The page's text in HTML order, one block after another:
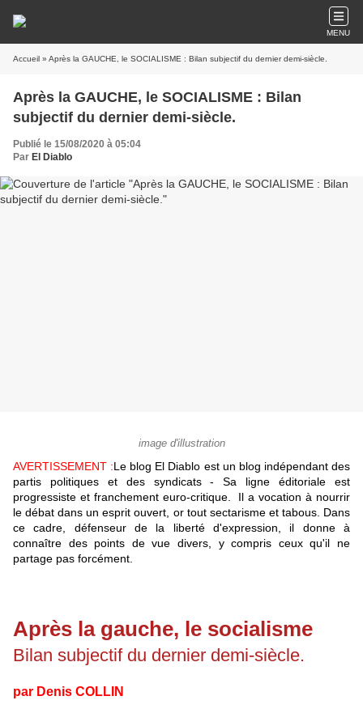
MENU
Accueil » Après la GAUCHE, le SOCIALISME : Bilan subjectif du dernier demi-siècle.
Après la GAUCHE, le SOCIALISME : Bilan
subjectif du dernier demi-siècle.
Publié le 15/08/2020 à 05:04
Par El Diablo
image d'illustration
AVERTISSEMENT :Le blog El Diablo est un blog indépendant des
partis politiques et des syndicats - Sa ligne éditoriale est
progressiste et franchement euro-critique. Il a vocation à nourrir
le débat dans un esprit ouvert, or tout sectarisme et tabous. Dans
ce cadre, défenseur de la liberté d'expression, il donne à
connaître des points de vue divers, y compris ceux qu'il ne
partage pas forcément.
Après la gauche, le socialisme
Bilan subjectif du dernier demi-siècle.
par Denis COLLIN